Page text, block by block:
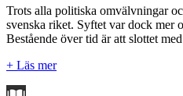
Trots alla politiska omvälvningar
svenska riket. Syftet var dock mer
Bestående över tid är att slottet
+ Läs mer